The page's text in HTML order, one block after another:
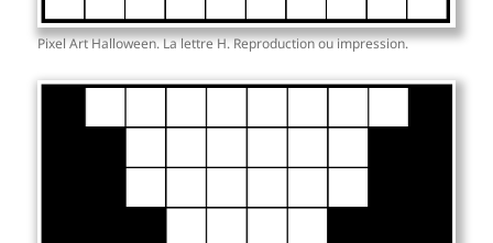
Pixel Art Halloween. La lettre H. Reproduction ou impression.